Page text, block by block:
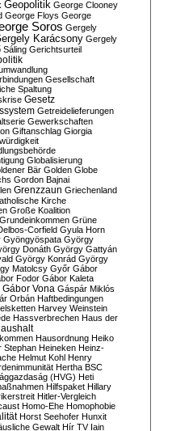
Geopolitik George Clooney
George Floys George
Soros Gergely
Karácsony Gergely
Sáling Gerichtsurteil
Gesellschaft
Spaltung
Gesetz
Getreidelieferungen
Gewerkschaften
Giftanschlag Giorgia
Globalisierung
Bär Golden Globe
Gordon Bajnai
Grenzzaun Griechenland
Kirche
Große Koalition
Grundeinkommen Grüne
Corfield Gyula Horn
Gyöngyöspata György
Donáth György Gattyán
György Konrád György
Matolcsy Győr Gábor
Fodor Gábor Kaleta
Gábor Vona Gáspár Miklós
Orbán Haftbedingungen
Harvey Weinstein
Hassverbrechen Haus der
Hausordnung Heiko
Stephan Heineken Heinz-
Helmut Kohl Henry
Hertha BSC
(HVG) Heti
Hilfspaket Hillary
Hitler-Vergleich
Homo-Ehe Homophobie
Horst Seehofer Hunxit
Gewalt Hír TV Iain